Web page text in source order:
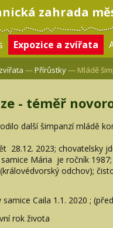
zahrada
Expozice a zvířata
—Přírůstky— Mládě
- téměř
další šimpanzí mládě
28.12. 2023; chovatelsky
Mária je ročník
odchov);
Caila 1.1. 2020 ;
rok života